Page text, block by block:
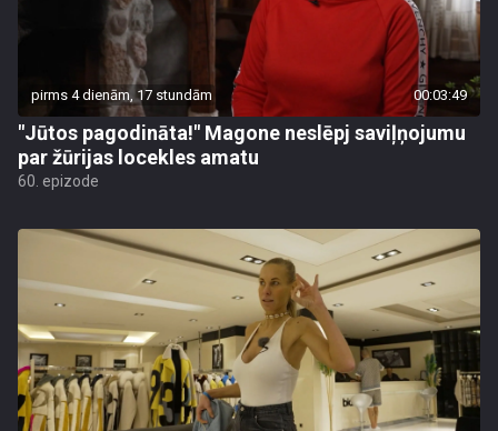
pirms 4 dienām, 17 stundām 00:03:49
"Jūtos pagodināta!" Magone neslēpj saviļņojumu
par žūrijas locekles amatu
60. epizode